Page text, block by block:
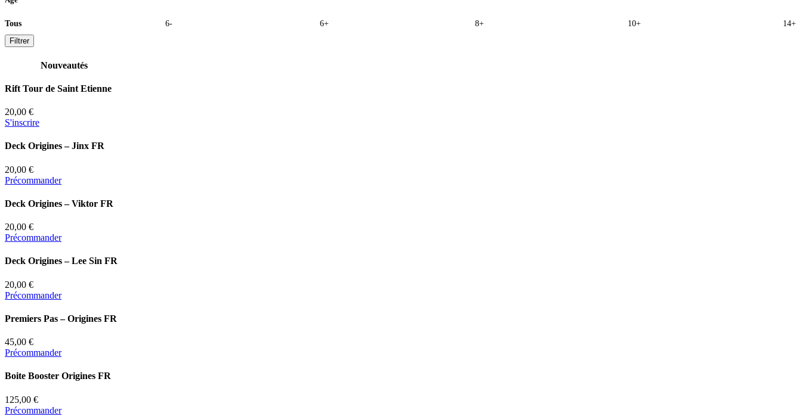
Tous 6- 6+ 8+ 10+
14+
Filtrer
Nouveautés
Rift Tour de Saint Etienne
20,00 €
S'inscrire
Deck Origines – Jinx FR
20,00 €
Précommander
Deck Origines – Viktor FR
20,00 €
Précommander
Deck Origines – Lee Sin FR
20,00 €
Précommander
Premiers Pas – Origines FR
45,00 €
Précommander
Boite Booster Origines FR
125,00 €
Précommander